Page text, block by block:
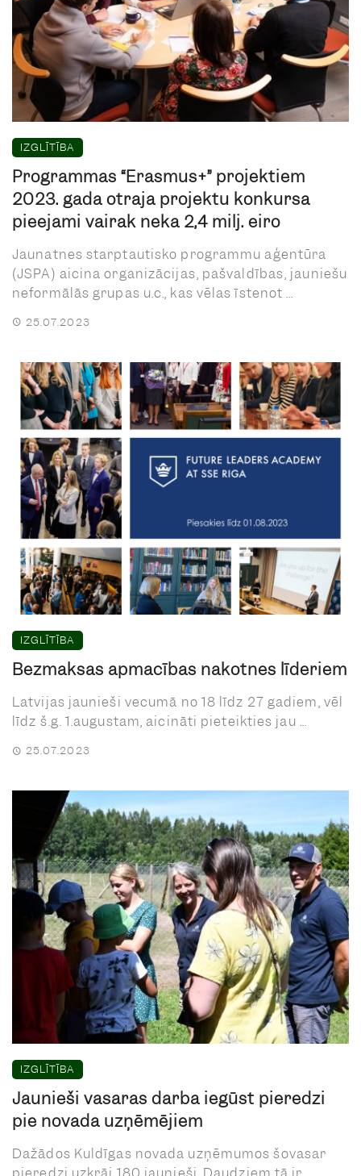
IZGLĪTĪBA
Programmas “Erasmus+” projektiem
2023. gada otrajā projektu konkursā
pieejami vairāk nekā 2,4 milj. eiro
Jaunatnes starptautisko programmu aģentūra
(JSPA) aicina organizācijas, pašvaldības, jauniešu
neformālās grupas u.c., kas vēlas īstenot ...
25.07.2023
IZGLĪTĪBA
Bezmaksas apmācības nākotnes līderiem
Latvijas jaunieši vecumā no 18 līdz 27 gadiem, vēl
līdz š.g. 1.augustam, aicināti pieteikties jau ...
25.07.2023
IZGLĪTĪBA
Jaunieši vasaras darbā iegūst pieredzi
pie novada uzņēmējiem
Dažādos Kuldīgas novada uzņēmumos šovasar